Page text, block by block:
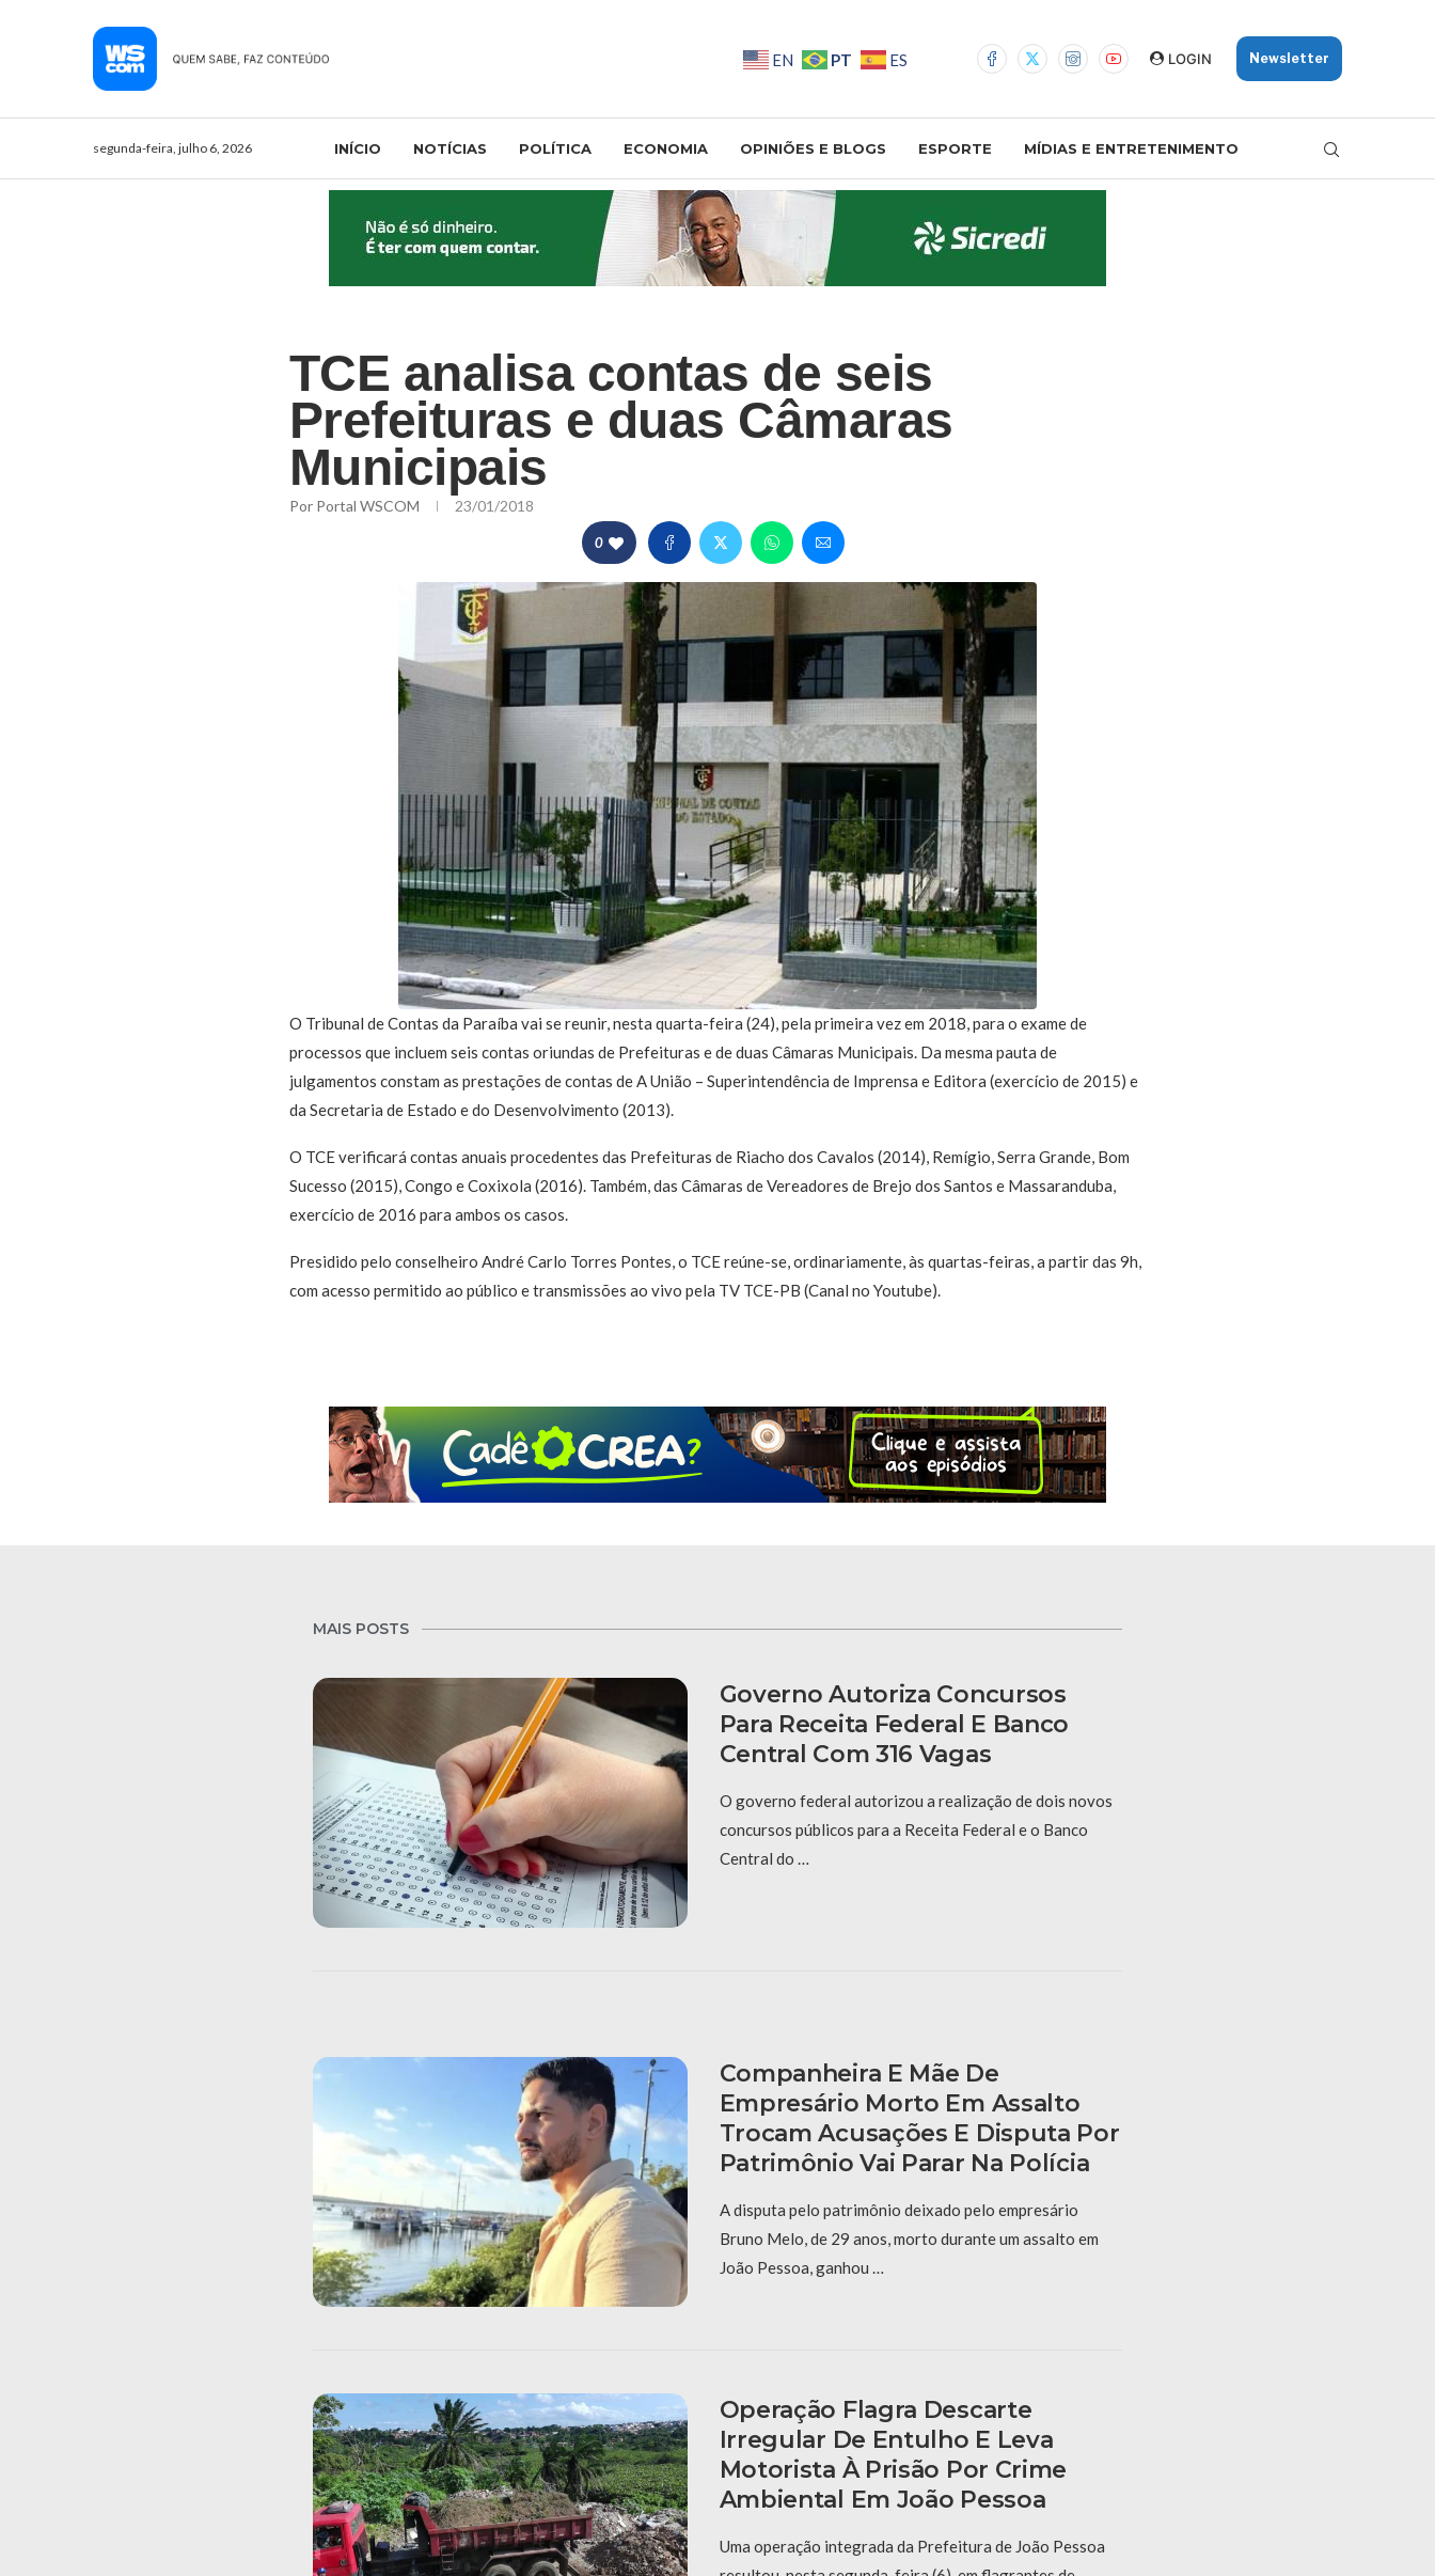
EN PT ES LOGIN Newsletter
segunda-feira, julho 6, 2026 INÍCIO NOTÍCIAS POLÍTICA ECONOMIA OPINIÕES E BLOGS ESPORTE MÍDIAS E ENTRETENIMENTO
TCE analisa contas de seis
Prefeituras e duas Câmaras
Municipais
Por Portal WSCOM 23/01/2018
0
O Tribunal de Contas da Paraíba vai se reunir, nesta quarta-feira (24), pela primeira vez em 2018, para o exame de
processos que incluem seis contas oriundas de Prefeituras e de duas Câmaras Municipais. Da mesma pauta de
julgamentos constam as prestações de contas de A União – Superintendência de Imprensa e Editora (exercício de 2015) e
da Secretaria de Estado e do Desenvolvimento (2013).
O TCE verificará contas anuais procedentes das Prefeituras de Riacho dos Cavalos (2014), Remígio, Serra Grande, Bom
Sucesso (2015), Congo e Coxixola (2016). Também, das Câmaras de Vereadores de Brejo dos Santos e Massaranduba,
exercício de 2016 para ambos os casos.
Presidido pelo conselheiro André Carlo Torres Pontes, o TCE reúne-se, ordinariamente, às quartas-feiras, a partir das 9h,
com acesso permitido ao público e transmissões ao vivo pela TV TCE-PB (Canal no Youtube).
MAIS POSTS
Governo Autoriza Concursos
Para Receita Federal E Banco
Central Com 316 Vagas
O governo federal autorizou a realização de dois novos
concursos públicos para a Receita Federal e o Banco
Central do …
Companheira E Mãe De
Empresário Morto Em Assalto
Trocam Acusações E Disputa Por
Patrimônio Vai Parar Na Polícia
A disputa pelo patrimônio deixado pelo empresário
Bruno Melo, de 29 anos, morto durante um assalto em
João Pessoa, ganhou …
Operação Flagra Descarte
Irregular De Entulho E Leva
Motorista À Prisão Por Crime
Ambiental Em João Pessoa
Uma operação integrada da Prefeitura de João Pessoa